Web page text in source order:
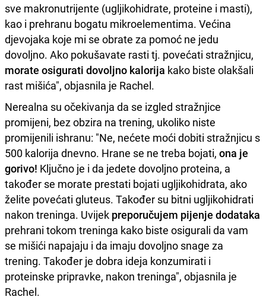
sve makronutrijente (ugljikohidrate, proteine ​​i masti),
kao i prehranu bogatu mikroelementima. Većina
djevojaka koje mi se obrate za pomoć ne jedu
dovoljno. Ako pokušavate rasti tj. povećati stražnjicu,
morate osigurati dovoljno kalorija kako biste olakšali
rast mišića", objasnila je Rachel.
Nerealna su očekivanja da se izgled stražnjice
promijeni, bez obzira na trening, ukoliko niste
promijenili ishranu: "Ne, nećete moći dobiti stražnjicu s
500 kalorija dnevno. Hrane se ne treba bojati, ona je
gorivo! Ključno je i da jedete dovoljno proteina, a
također se morate prestati bojati ugljikohidrata, ako
želite povećati gluteus. Također su bitni ugljikohidrati
nakon treninga. Uvijek preporučujem pijenje dodataka
prehrani tokom treninga kako biste osigurali da vam
se mišići napajaju i da imaju dovoljno snage za
trening. Također je dobra ideja konzumirati i
proteinske pripravke, nakon treninga", objasnila je
Rachel.